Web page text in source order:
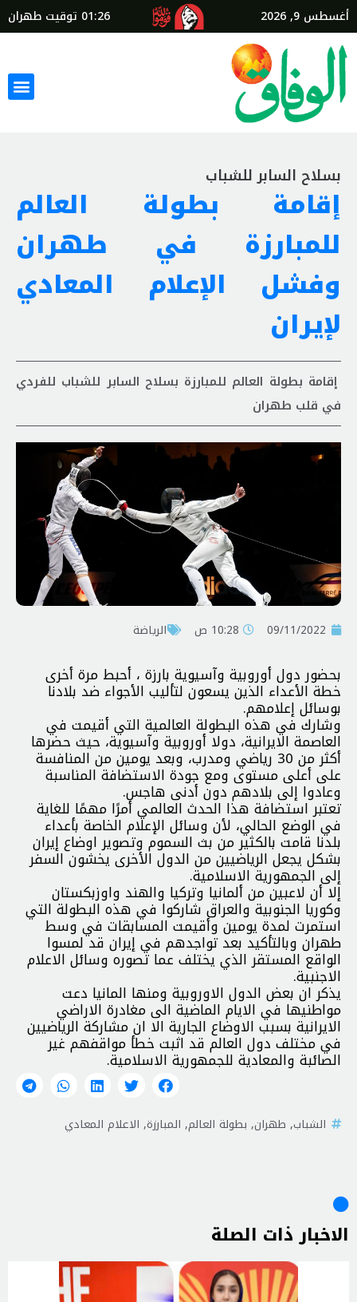
أغسطس 9, 2026 01:26 توقيت طهران
بسلاح السابر للشباب
إقامة بطولة العالم
للمبارزة في طهران
وفشل الإعلام المعادي
لإيران
إقامة بطولة العالم للمبارزة بسلاح السابر للشباب للفردي
في قلب طهران
09/11/2022 10:28 ص الرياضة
بحضور دول أوروبية وآسيوية بارزة ، أحبط مرة أخرى
خطة الأعداء الذين يسعون لتأليب الأجواء ضد بلادنا
بوسائل إعلامهم.
وشارك في هذه البطولة العالمية التي أقيمت في
العاصمة الايرانية، دولا أوروبية وآسيوية، حيث حضرها
أكثر من 30 رياضي ومدرب، وبعد يومين من المنافسة
على أعلى مستوى ومع جودة الاستضافة المناسبة
وعادوا إلى بلادهم دون أدنى هاجس.
تعتبر استضافة هذا الحدث العالمي أمرًا مهمًا للغاية
في الوضع الحالي، لأن وسائل الإعلام الخاصة بأعداء
بلدنا قامت بالكثير من بث السموم وتصوير اوضاع إيران
بشكل يجعل الرياضيين من الدول الأخرى يخشون السفر
إلى الجمهورية الاسلامية.
إلا أن لاعبين من ألمانيا وتركيا والهند واوزبكستان
وكوريا الجنوبية والعراق شاركوا في هذه البطولة التي
استمرت لمدة يومين وأقيمت المسابقات في وسط
طهران وبالتأكيد بعد تواجدهم في إيران قد لمسوا
الواقع المستقر الذي يختلف عما تصوره وسائل الاعلام
الاجنبية.
يذكر ان بعض الدول الاوروبية ومنها المانيا دعت
مواطنيها في الايام الماضية الى مغادرة الاراضي
الايرانية بسبب الاوضاع الجارية الا ان مشاركة الرياضيين
في مختلف دول العالم قد اثبت خطأ مواقفهم غير
الصائبة والمعادية للجمهورية الاسلامية.
الشباب, طهران, بطولة العالم, المبارزة, الاعلام المعادي
الاخبار ذات الصلة